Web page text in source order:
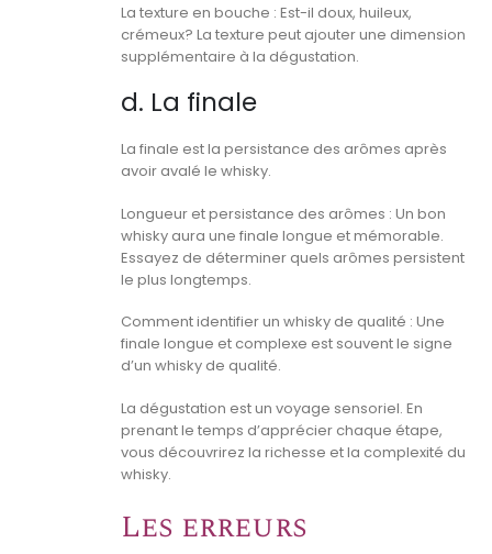
La texture en bouche : Est-il doux, huileux,
crémeux? La texture peut ajouter une dimension
supplémentaire à la dégustation.
d. La finale
La finale est la persistance des arômes après
avoir avalé le whisky.
Longueur et persistance des arômes : Un bon
whisky aura une finale longue et mémorable.
Essayez de déterminer quels arômes persistent
le plus longtemps.
Comment identifier un whisky de qualité : Une
finale longue et complexe est souvent le signe
d’un whisky de qualité.
La dégustation est un voyage sensoriel. En
prenant le temps d’apprécier chaque étape,
vous découvrirez la richesse et la complexité du
whisky.
Les erreurs